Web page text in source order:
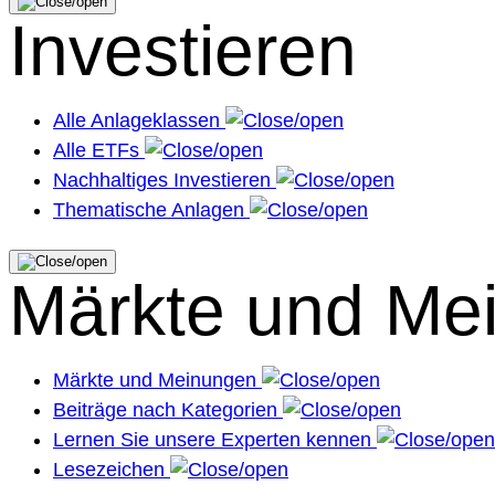
Investieren
Alle Anlageklassen
Alle ETFs
Nachhaltiges Investieren
Thematische Anlagen
Märkte und
Märkte und Meinungen
Beiträge nach Kategorien
Lernen Sie unsere Experten kennen
Lesezeichen